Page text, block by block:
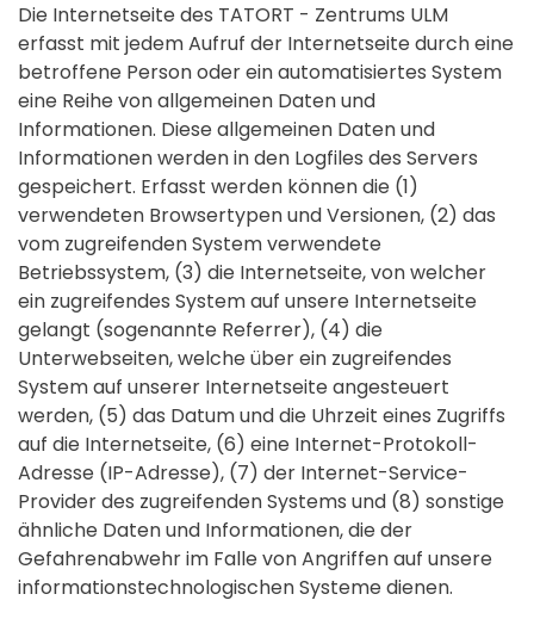
Die Internetseite des TATORT - Zentrums ULM
erfasst mit jedem Aufruf der Internetseite durch eine
betroffene Person oder ein automatisiertes System
eine Reihe von allgemeinen Daten und
Informationen. Diese allgemeinen Daten und
Informationen werden in den Logfiles des Servers
gespeichert. Erfasst werden können die (1)
verwendeten Browsertypen und Versionen, (2) das
vom zugreifenden System verwendete
Betriebssystem, (3) die Internetseite, von welcher
ein zugreifendes System auf unsere Internetseite
gelangt (sogenannte Referrer), (4) die
Unterwebseiten, welche über ein zugreifendes
System auf unserer Internetseite angesteuert
werden, (5) das Datum und die Uhrzeit eines Zugriffs
auf die Internetseite, (6) eine Internet-Protokoll-
Adresse (IP-Adresse), (7) der Internet-Service-
Provider des zugreifenden Systems und (8) sonstige
ähnliche Daten und Informationen, die der
Gefahrenabwehr im Falle von Angriffen auf unsere
informationstechnologischen Systeme dienen.